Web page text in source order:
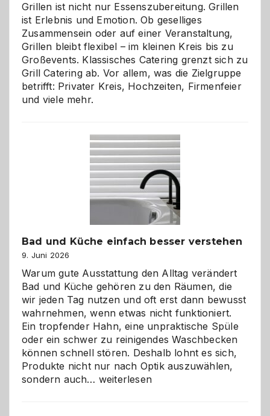
Grillen ist nicht nur Essenszubereitung. Grillen
ist Erlebnis und Emotion. Ob geselliges
Zusammensein oder auf einer Veranstaltung,
Grillen bleibt flexibel – im kleinen Kreis bis zu
Großevents. Klassisches Catering grenzt sich zu
Grill Catering ab. Vor allem, was die Zielgruppe
betrifft: Privater Kreis, Hochzeiten, Firmenfeier
und viele mehr.
Bad und Küche einfach besser verstehen
9. Juni 2026
Warum gute Ausstattung den Alltag verändert
Bad und Küche gehören zu den Räumen, die
wir jeden Tag nutzen und oft erst dann bewusst
wahrnehmen, wenn etwas nicht funktioniert.
Ein tropfender Hahn, eine unpraktische Spüle
oder ein schwer zu reinigendes Waschbecken
können schnell stören. Deshalb lohnt es sich,
Produkte nicht nur nach Optik auszuwählen,
sondern auch… Bad
weiterlesen